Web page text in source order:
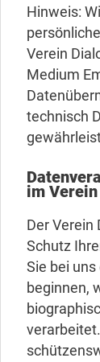
Hinweis:
Verein
Medium
technisch
im
Der Verein
Schutz
Sie bei
beginnen,